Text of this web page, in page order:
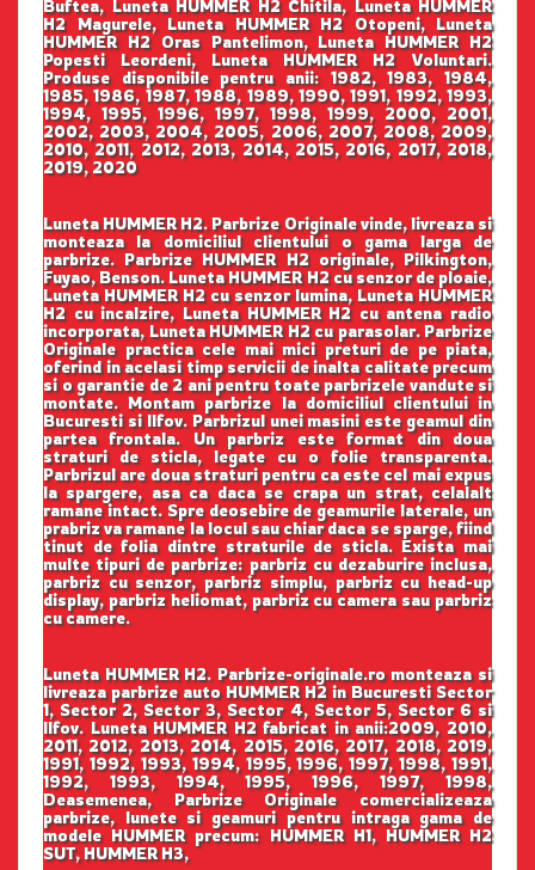
Buftea, Luneta HUMMER H2 Chitila, Luneta HUMMER
H2 Magurele, Luneta HUMMER H2 Otopeni, Luneta
HUMMER H2 Oras Pantelimon, Luneta HUMMER H2
Popesti Leordeni, Luneta HUMMER H2 Voluntari.
Produse disponibile pentru anii: 1982, 1983, 1984,
1985, 1986, 1987, 1988, 1989, 1990, 1991, 1992, 1993,
1994, 1995, 1996, 1997, 1998, 1999, 2000, 2001,
2002, 2003, 2004, 2005, 2006, 2007, 2008, 2009,
2010, 2011, 2012, 2013, 2014, 2015, 2016, 2017, 2018,
2019, 2020
Luneta HUMMER H2. Parbrize Originale vinde, livreaza si
monteaza la domiciliul clientului o gama larga de
parbrize. Parbrize HUMMER H2 originale, Pilkington,
Fuyao, Benson. Luneta HUMMER H2 cu senzor de ploaie,
Luneta HUMMER H2 cu senzor lumina, Luneta HUMMER
H2 cu incalzire, Luneta HUMMER H2 cu antena radio
incorporata, Luneta HUMMER H2 cu parasolar. Parbrize
Originale practica cele mai mici preturi de pe piata,
oferind in acelasi timp servicii de inalta calitate precum
si o garantie de 2 ani pentru toate parbrizele vandute si
montate. Montam parbrize la domiciliul clientului in
Bucuresti si Ilfov. Parbrizul unei masini este geamul din
partea frontala. Un parbriz este format din doua
straturi de sticla, legate cu o folie transparenta.
Parbrizul are doua straturi pentru ca este cel mai expus
la spargere, asa ca daca se crapa un strat, celalalt
ramane intact. Spre deosebire de geamurile laterale, un
prabriz va ramane la locul sau chiar daca se sparge, fiind
tinut de folia dintre straturile de sticla. Exista mai
multe tipuri de parbrize: parbriz cu dezaburire inclusa,
parbriz cu senzor, parbriz simplu, parbriz cu head-up
display, parbriz heliomat, parbriz cu camera sau parbriz
cu camere.
Luneta HUMMER H2. Parbrize-originale.ro monteaza si
livreaza parbrize auto HUMMER H2 in Bucuresti Sector
1, Sector 2, Sector 3, Sector 4, Sector 5, Sector 6 si
Ilfov. Luneta HUMMER H2 fabricat in anii:2009, 2010,
2011, 2012, 2013, 2014, 2015, 2016, 2017, 2018, 2019,
1991, 1992, 1993, 1994, 1995, 1996, 1997, 1998, 1991,
1992, 1993, 1994, 1995, 1996, 1997, 1998,
Deasemenea, Parbrize Originale comercializeaza
parbrize, lunete si geamuri pentru intraga gama de
modele HUMMER precum: HUMMER H1, HUMMER H2
SUT, HUMMER H3,